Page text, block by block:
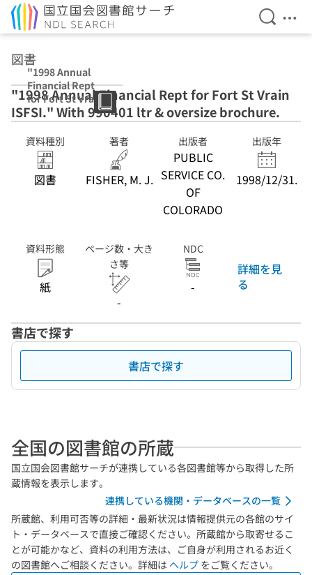
検索を
メ
図書
"1998 Annual
Financial Rept
for Fort St Vrain
ISFSI." With
990401 ltr &
oversize
brochure.
"1998 Annual Financial Rept for Fort St Vrain
ISFSI." With 990401 ltr & oversize brochure.
資料種別
図書
著者
FISHER, M. J.
出版者
PUBLIC
SERVICE CO.
OF
COLORADO
出版年
1998/12/31.
資料形態
紙
ページ数・大き
さ等
-
NDC
-
詳細を見
る
書店で探す
書店で探す
全国の図書館の所蔵
国立国会図書館サーチが連携している各図書館等から取得した所
蔵情報を表示します。
連携している機関・データベースの一覧
所蔵館、利用可否等の詳細・最新状況は情報提供元の各館のサイ
ト・データベースで直接ご確認ください。所蔵館から取寄せるこ
とが可能かなど、資料の利用方法は、ご自身が利用されるお近く
の図書館へご相談ください。詳細は ヘルプ をご覧ください。